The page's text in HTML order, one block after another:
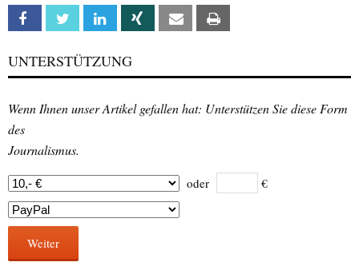
Facebook Twitter Linkedin Xing Email
UNTERSTÜTZUNG
Wenn Ihnen unser Artikel gefallen hat: Unterstützen Sie diese Form
des
Journalismus.
oder €
Weiter